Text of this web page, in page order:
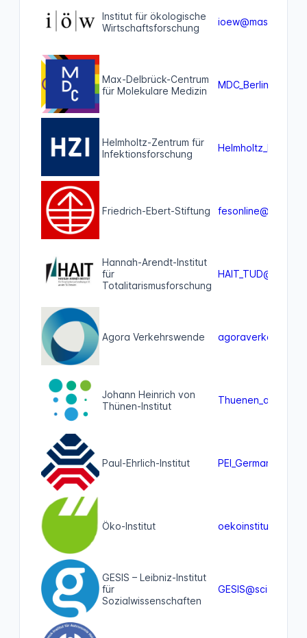
Institut für ökologische
Wirtschaftsforschung
Max-Delbrück-Centrum
für Molekulare Medizin
Helmholtz-Zentrum für
Infektionsforschung
Friedrich-Ebert-Stiftung
Hannah-Arendt-Institut
für
Totalitarismusforschung
Agora Verkehrswende
Johann Heinrich von
Thünen-Institut
Paul-Ehrlich-Institut
Öko-Institut
GESIS – Leibniz-Institut
für
Sozialwissenschaften